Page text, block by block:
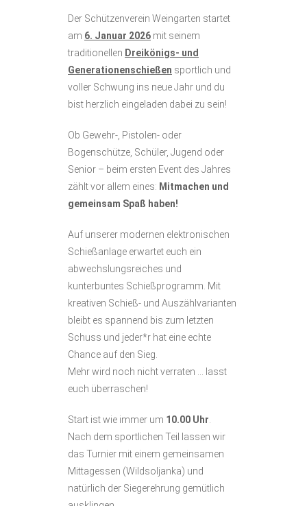
Der Schützenverein Weingarten startet
am 6. Januar 2026 mit seinem
traditionellen Dreikönigs- und
Generationenschießen sportlich und
voller Schwung ins neue Jahr und du
bist herzlich eingeladen dabei zu sein!
Ob Gewehr-, Pistolen- oder
Bogenschütze, Schüler, Jugend oder
Senior – beim ersten Event des Jahres
zählt vor allem eines: Mitmachen und
gemeinsam Spaß haben!
Auf unserer modernen elektronischen
Schießanlage erwartet euch ein
abwechslungsreiches und
kunterbuntes Schießprogramm. Mit
kreativen Schieß- und Auszählvarianten
bleibt es spannend bis zum letzten
Schuss und jeder*r hat eine echte
Chance auf den Sieg.
Mehr wird noch nicht verraten … lasst
euch überraschen!
Start ist wie immer um 10.00 Uhr
Nach dem sportlichen Teil lassen wir
das Turnier mit einem gemeinsamen
Mittagessen (Wildsoljanka) und
natürlich der Siegerehrung gemütlich